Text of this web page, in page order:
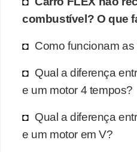
combustível? O que
Como funcionam
Qual a diferença
e um motor 4 tempos?
Qual a diferença
e um motor em V?